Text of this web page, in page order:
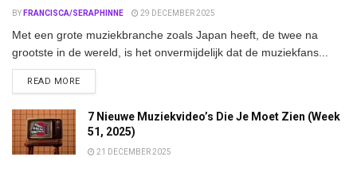
BY FRANCISCA/SERAPHINNE 29 DECEMBER 2025
Met een grote muziekbranche zoals Japan heeft, de twee na
grootste in de wereld, is het onvermijdelijk dat de muziekfans...
READ MOREDETAILS
7 Nieuwe Muziekvideo’s Die Je Moet Zien (Week
51, 2025)
21 DECEMBER 2025